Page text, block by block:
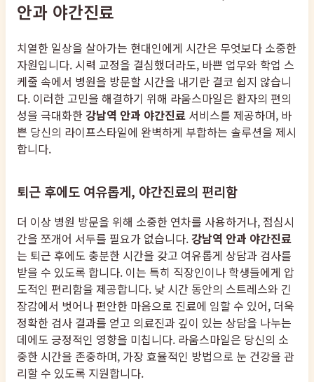
안과 야간진료
치열한 일상을 살아가는 현대인에게 시간은 무엇보다 소중한
자원입니다. 시력 교정을 결심했더라도, 바쁜 업무와 학업 스
케줄 속에서 병원을 방문할 시간을 내기란 결코 쉽지 않습니
다. 이러한 고민을 해결하기 위해 라움스마일은 환자의 편의
성을 극대화한 강남역 안과 야간진료 서비스를 제공하며, 바
쁜 당신의 라이프스타일에 완벽하게 부합하는 솔루션을 제시
합니다.
퇴근 후에도 여유롭게, 야간진료의 편리함
더 이상 병원 방문을 위해 소중한 연차를 사용하거나, 점심시
간을 쪼개어 서두를 필요가 없습니다. 강남역 안과 야간진료
는 퇴근 후에도 충분한 시간을 갖고 여유롭게 상담과 검사를
받을 수 있도록 합니다. 이는 특히 직장인이나 학생들에게 압
도적인 편리함을 제공합니다. 낮 시간 동안의 스트레스와 긴
장감에서 벗어나 편안한 마음으로 진료에 임할 수 있어, 더욱
정확한 검사 결과를 얻고 의료진과 깊이 있는 상담을 나누는
데에도 긍정적인 영향을 미칩니다. 라움스마일은 당신의 소
중한 시간을 존중하며, 가장 효율적인 방법으로 눈 건강을 관
리할 수 있도록 지원합니다.